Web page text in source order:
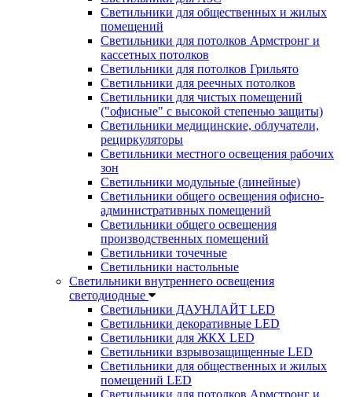
Светильники для общественных и жилых
помещений
Светильники для потолков Армстронг и
кассетных потолков
Светильники для потолков Грильято
Светильники для реечных потолков
Светильники для чистых помещений
("офисные" с высокой степенью защиты)
Светильники медицинские, облучатели,
рециркуляторы
Светильники местного освещения рабочих
зон
Светильники модульные (линейные)
Светильники общего освещения офисно-
административных помещений
Светильники общего освещения
производственных помещений
Светильники точечные
Светильники настольные
Светильники внутреннего освещения
светодиодные
Светильники ДАУНЛАЙТ LED
Светильники декоративные LED
Светильники для ЖКХ LED
Светильники взрывозащищенные LED
Светильники для общественных и жилых
помещений LED
Светильники для потолков Армстронг и